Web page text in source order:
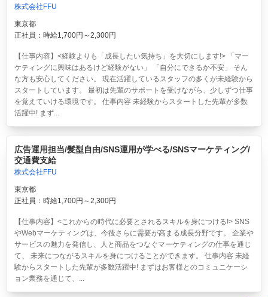
株式会社FFU
東京都
正社員：時給1,700円～2,300円
【仕事内容】<経験よりも「成長したい気持ち」を大切にします!> 「マー
ケティングに興味はあるけど経験がない」 「自分にできるか不安」 そん
な方も安心してください。 現在活躍しているスタッフの多くが未経験から
スタートしています。 最初は先輩のサポートを受けながら、少しずつ仕事
を覚えていける環境です。 仕事内容 未経験からスタートした先輩が多数
活躍中! まず...
広告運用担当/髪型自由/SNS運用が学べる/SNSマーケティング/
交通費支給
株式会社FFU
東京都
正社員：時給1,700円～2,300円
【仕事内容】<これからの時代に必要とされるスキルを身につける!> SNS
やWebマーケティングは、今後さらに需要が高まる成長分野です。 企業や
サービスの魅力を発信し、人と商品をつなぐマーケティングの仕事を通じ
て、 未来につながるスキルを身につけることができます。 仕事内容 未経
験からスタートした先輩が多数活躍中! まずはお客様とのコミュニケーシ
ョン業務を通じて、...